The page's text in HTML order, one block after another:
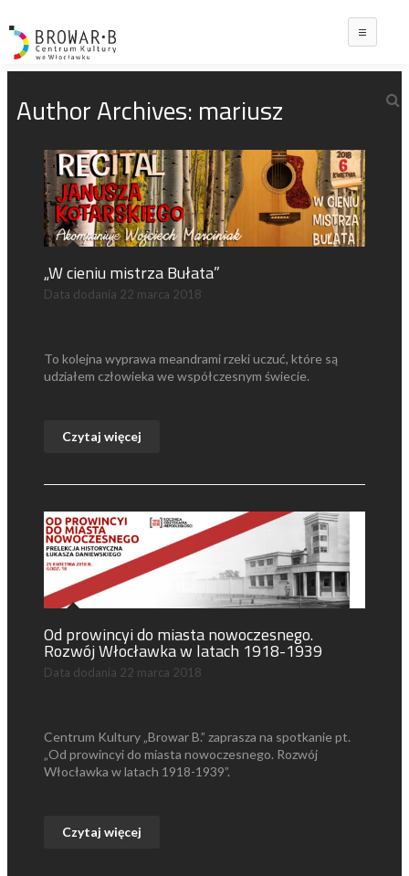
Author Archives: mariusz
„W cieniu mistrza Bułata”
Data dodania 22 marca 2018
To kolejna wyprawa meandrami rzeki uczuć, które są
udziałem człowieka we współczesnym świecie.
Czytaj więcej
Od prowincyi do miasta nowoczesnego.
Rozwój Włocławka w latach 1918-1939
Data dodania 22 marca 2018
Centrum Kultury „Browar B.” zaprasza na spotkanie pt.
„Od prowincyi do miasta nowoczesnego. Rozwój
Włocławka w latach 1918-1939”.
Czytaj więcej